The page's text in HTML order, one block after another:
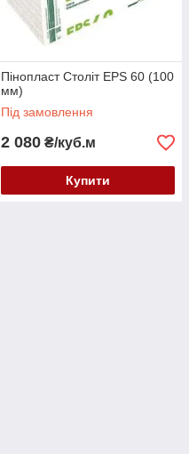
Пінопласт Століт EPS 60 (100
мм)
Під замовлення
2 080 ₴/куб.м
Купити